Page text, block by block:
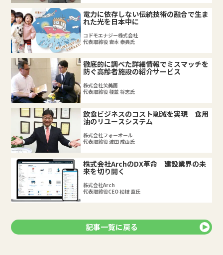
電力に依存しない伝統技術の融合で生ま
れた光を日本中に
コドモエナジー株式会社
代表取締役 岩本 泰典氏
徹底的に調べた詳細情報でミスマッチを
防ぐ高齢者施設の紹介サービス
株式会社笑美面
代表取締役 榎並 将志氏
飲食ビジネスのコスト削減を実現 食用
油のリユースシステム
株式会社フォーオール
代表取締役 波田 成由氏
株式会社ArchのDX革命 建設業界の未
来を切り開く
株式会社Arch
代表取締役CEO 松枝 直氏
記事一覧に戻る